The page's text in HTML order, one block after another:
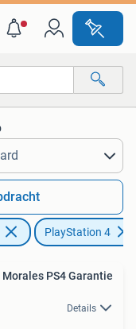
PlayStation 4
PS4 Garantie
Details